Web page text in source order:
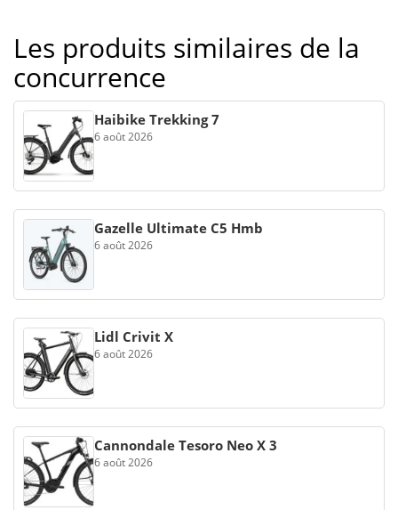
Les produits similaires de la
concurrence
Haibike Trekking 7
6 août 2026
Gazelle Ultimate C5 Hmb
6 août 2026
Lidl Crivit X
6 août 2026
Cannondale Tesoro Neo X 3
6 août 2026